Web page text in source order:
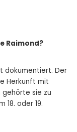
Raimond?
dokumentiert. Der
Herkunft mit
gehörte sie zu
18. oder 19.